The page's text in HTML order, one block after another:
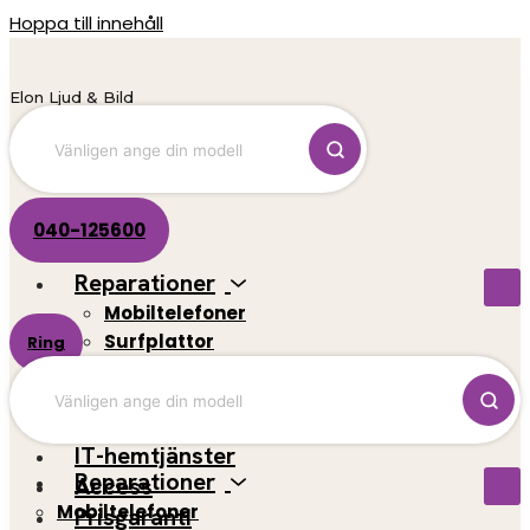
Hoppa till innehåll
Elon Ljud & Bild
040-125600
Reparationer
Mobiltelefoner
Surfplattor
Datorer
IT-hemtjänster
Access
Prisgaranti
Ring
Reparationer
Mobiltelefoner